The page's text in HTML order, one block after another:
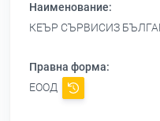
Наименование:
КЕЪР СЪРВИСИЗ
Правна форма:
ЕООД